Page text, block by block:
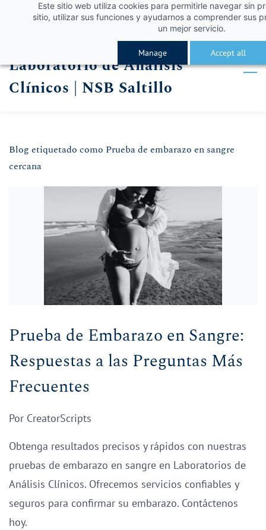
Este sitio web utiliza cookies para permitirle navegar sin
sitio, utilizar sus funciones y ayudarnos a comprender sus
un mejor servicio.
Manage Accept all
content
Iniciar sesión
Registro
Laboratorio de Análisis
Clínicos | NSB Saltillo
Blog etiquetado como Prueba de embarazo en sangre
cercana
Prueba de Embarazo en Sangre:
Respuestas a las Preguntas Más
Frecuentes
Por CreatorScripts
Obtenga resultados precisos y rápidos con nuestras
pruebas de embarazo en sangre en Laboratorios de
Análisis Clínicos. Ofrecemos servicios confiables y
seguros para confirmar su embarazo. Contáctenos
hoy.
¡Obtén un 10% de descuento con el código